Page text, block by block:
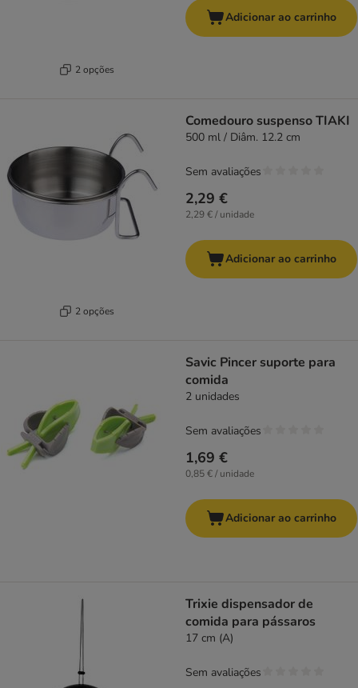
2 opções
Adicionar ao carrinho
2 opções
Comedouro suspenso TIAKI
500 ml / Diâm. 12.2 cm
2,29 €
2,29 € / unidade
Sem avaliações
Adicionar ao carrinho
Savic Pincer suporte para
comida
2 unidades
1,69 €
0,85 € / unidade
Sem avaliações
Adicionar ao carrinho
Trixie dispensador de
comida para pássaros
17 cm (A)
Sem avaliações